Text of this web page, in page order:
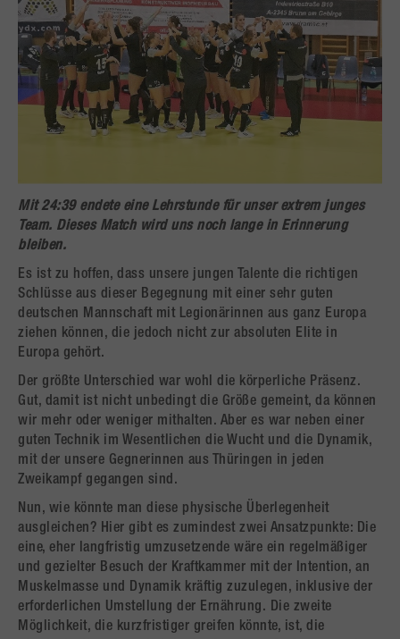
Mit 24:39 endete eine Lehrstunde für unser extrem junges
Team. Dieses Match wird uns noch lange in Erinnerung
bleiben.
Es ist zu hoffen, dass unsere jungen Talente die richtigen
Schlüsse aus dieser Begegnung mit einer sehr guten
deutschen Mannschaft mit Legionärinnen aus ganz Europa
ziehen können, die jedoch nicht zur absoluten Elite in
Europa gehört.
Der größte Unterschied war wohl die körperliche Präsenz.
Gut, damit ist nicht unbedingt die Größe gemeint, da können
wir mehr oder weniger mithalten. Aber es war neben einer
guten Technik im Wesentlichen die Wucht und die Dynamik,
mit der unsere Gegnerinnen aus Thüringen in jeden
Zweikampf gegangen sind.
Nun, wie könnte man diese physische Überlegenheit
ausgleichen? Hier gibt es zumindest zwei Ansatzpunkte: Die
eine, eher langfristig umzusetzende wäre ein regelmäßiger
und gezielter Besuch der Kraftkammer mit der Intention, an
Muskelmasse und Dynamik kräftig zuzulegen, inklusive der
erforderlichen Umstellung der Ernährung. Die zweite
Möglichkeit, die kurzfristiger greifen könnte, ist, die